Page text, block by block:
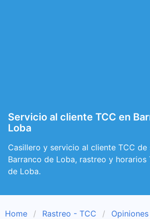
Servicio al cliente TCC en
Loba
Casillero y servicio al cliente TCC de
Barranco de Loba, rastreo y horarios
de Loba.
Home Rastreo - TCC